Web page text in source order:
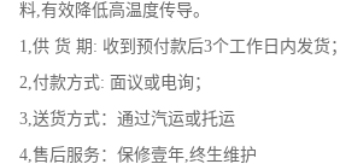
料,有效降低高温度传导。
1,供 货 期: 收到预付款后3个工作日内发货；
2,付款方式: 面议或电询；
3,送货方式：通过汽运或托运
4,售后服务：保修壹年,终生维护